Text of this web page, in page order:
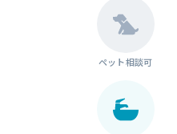
ペット相談可